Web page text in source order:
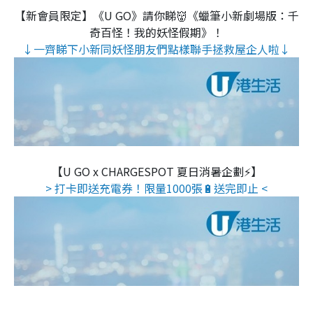
【新會員限定】《U GO》請你睇👹《蠟筆小新劇場版：千
奇百怪！我的妖怪假期》！
↓一齊睇下小新同妖怪朋友們點樣聯手拯救屋企人啦↓
【U GO x CHARGESPOT 夏日消暑企劃⚡】
> 打卡即送充電券！限量1000張🔋送完即止 <